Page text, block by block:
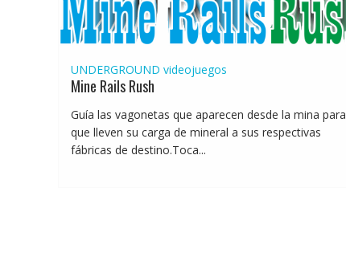
UNDERGROUND videojuegos
Mine Rails Rush
Guía las vagonetas que aparecen desde la mina para
que lleven su carga de mineral a sus respectivas
fábricas de destino.Toca...